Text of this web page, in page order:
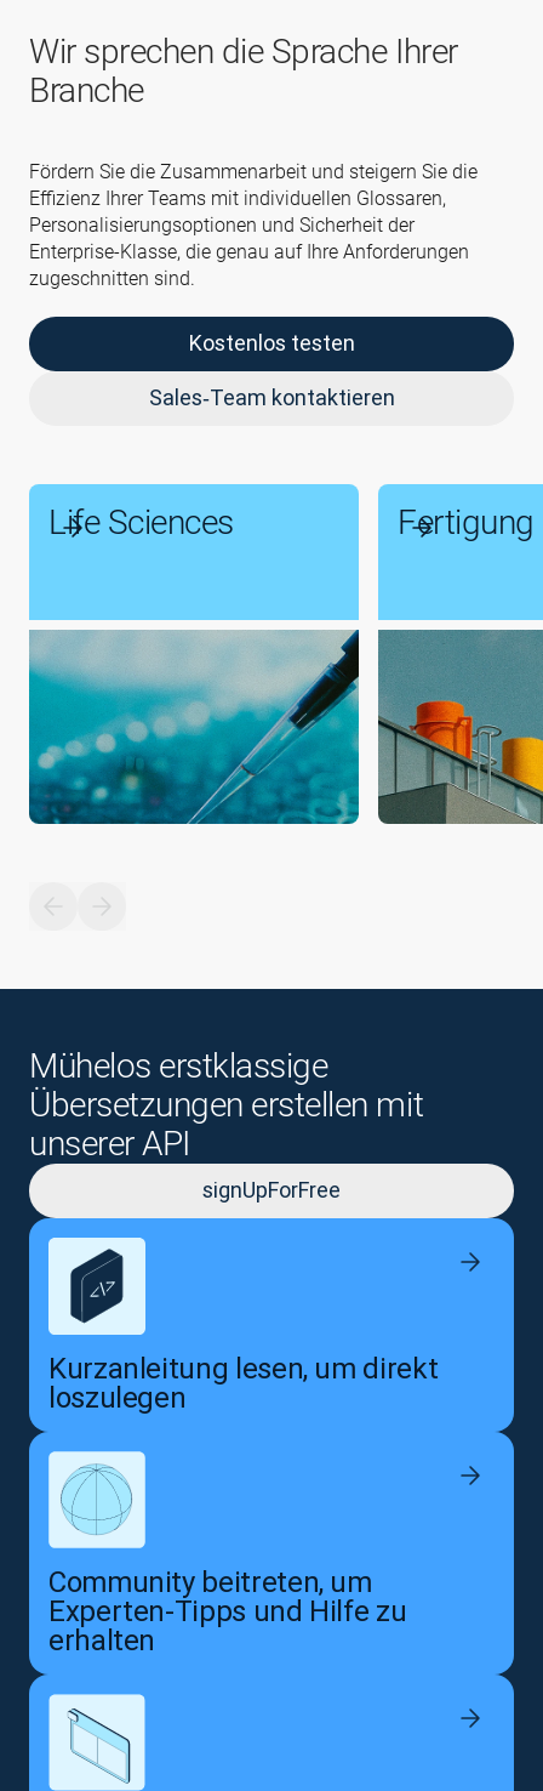
Wir sprechen die Sprache Ihrer
Branche
Fördern Sie die Zusammenarbeit und steigern Sie die
Effizienz Ihrer Teams mit individuellen Glossaren,
Personalisierungsoptionen und Sicherheit der
Enterprise‑Klasse, die genau auf Ihre Anforderungen
zugeschnitten sind.
Kostenlos testen
Sales‑Team kontaktieren
Life Sciences Fertigung
Mühelos erstklassige
Übersetzungen erstellen mit
unserer API
signUpForFree
Kurzanleitung lesen, um direkt
loszulegen
Community beitreten, um
Experten-Tipps und Hilfe zu
erhalten